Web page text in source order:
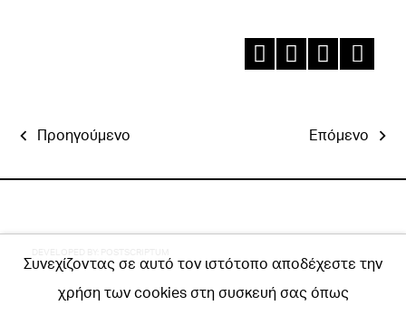
Προηγούμενο Επόμενο
Συνεχίζοντας σε αυτό τον ιστότοπο αποδέχεστε την
χρήση των cookies στη συσκευή σας όπως